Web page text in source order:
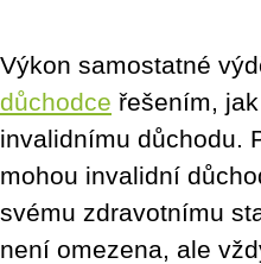
Výkon samostatné
důchodce řešením,
invalidnímu důchodu.
mohou invalidní
svému zdravotnímu
není omezena, ale